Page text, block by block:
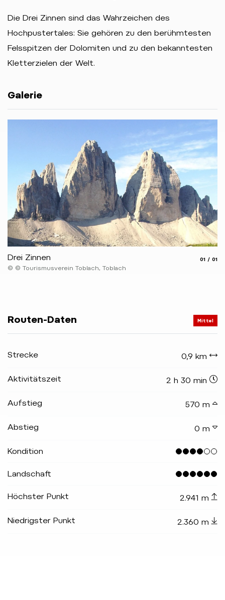
Die Drei Zinnen sind das Wahrzeichen des
Hochpustertales: Sie gehören zu den berühmtesten
Felsspitzen der Dolomiten und zu den bekanntesten
Kletterzielen der Welt.
Galerie
Drei Zinnen
© © Tourismusverein Toblach, Toblach
01 01
Routen-Daten Mittel
Strecke 0,9 km
Aktivitätszeit 2 h 30 min
Aufstieg 570 m
Abstieg 0 m
Kondition
Landschaft
Höchster Punkt 2.941 m
Niedrigster Punkt 2.360 m